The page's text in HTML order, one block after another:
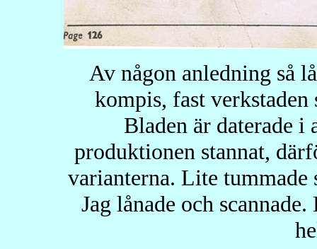
Av någon anledning så
kompis, fast
Bladen är daterade i
produktionen stannat,
varianterna. Lite tummade
Jag lånade och